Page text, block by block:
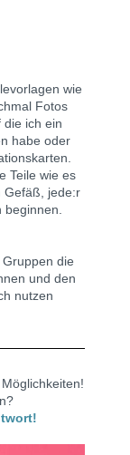
wie
Fotos
die ich ein
habe oder
Teile wie es
Gefäß, jede:r
beginnen.
die
und den
nutzen